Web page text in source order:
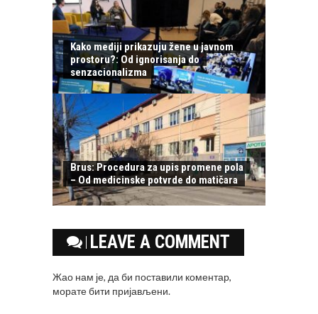
Kako mediji prikazuju žene u javnom
prostoru?: Od ignorisanja do
senzacionalizma
Brus: Procedura za upis promene pola
– Od medicinske potvrde do matičara
LEAVE A COMMENT
Жао нам је, да би поставили коментар,
моратебити пријављени.